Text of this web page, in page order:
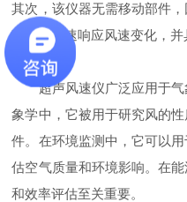
其次，该仪器无需移动部件
它能够快速响应风速变化，并
超声风速仪广泛应用于气
象学中，它被用于研究风的
件。在环境监测中，它可以
估空气质量和环境影响。在
和效率评估至关重要。